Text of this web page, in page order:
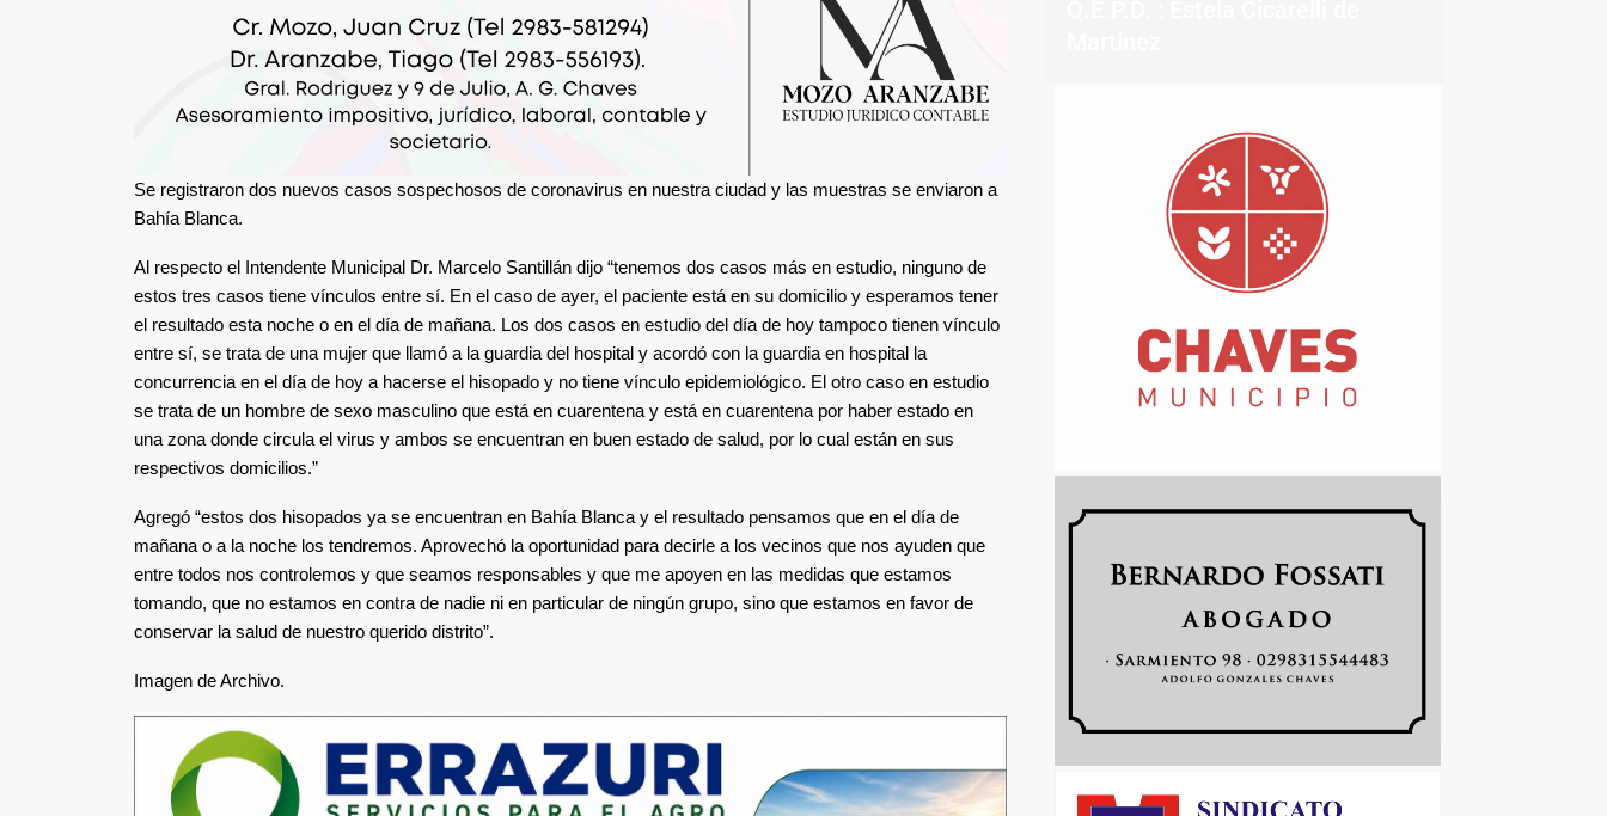
Se registraron dos nuevos casos sospechosos de coronavirus en nuestra ciudad y las muestras se enviaron a
Bahía Blanca.
Al respecto el Intendente Municipal Dr. Marcelo Santillán dijo “tenemos dos casos más en estudio, ninguno de
estos tres casos tiene vínculos entre sí. En el caso de ayer, el paciente está en su domicilio y esperamos tener
el resultado esta noche o en el día de mañana. Los dos casos en estudio del día de hoy tampoco tienen vínculo
entre sí, se trata de una mujer que llamó a la guardia del hospital y acordó con la guardia en hospital la
concurrencia en el día de hoy a hacerse el hisopado y no tiene vínculo epidemiológico. El otro caso en estudio
se trata de un hombre de sexo masculino que está en cuarentena y está en cuarentena por haber estado en
una zona donde circula el virus y ambos se encuentran en buen estado de salud, por lo cual están en sus
respectivos domicilios.”
Agregó “estos dos hisopados ya se encuentran en Bahía Blanca y el resultado pensamos que en el día de
mañana o a la noche los tendremos. Aprovechó la oportunidad para decirle a los vecinos que nos ayuden que
entre todos nos controlemos y que seamos responsables y que me apoyen en las medidas que estamos
tomando, que no estamos en contra de nadie ni en particular de ningún grupo, sino que estamos en favor de
conservar la salud de nuestro querido distrito”.
Imagen de Archivo.